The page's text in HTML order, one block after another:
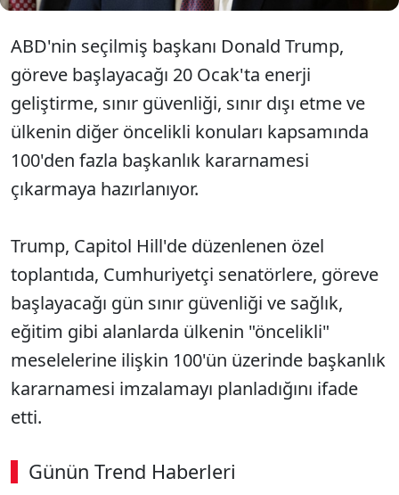
ABD'nin seçilmiş başkanı Donald Trump,
göreve başlayacağı 20 Ocak'ta enerji
geliştirme, sınır güvenliği, sınır dışı etme ve
ülkenin diğer öncelikli konuları kapsamında
100'den fazla başkanlık kararnamesi
çıkarmaya hazırlanıyor.
Trump, Capitol Hill'de düzenlenen özel
toplantıda, Cumhuriyetçi senatörlere, göreve
başlayacağı gün sınır güvenliği ve sağlık,
eğitim gibi alanlarda ülkenin "öncelikli"
meselelerine ilişkin 100'ün üzerinde başkanlık
kararnamesi imzalamayı planladığını ifade
etti.
Günün Trend Haberleri